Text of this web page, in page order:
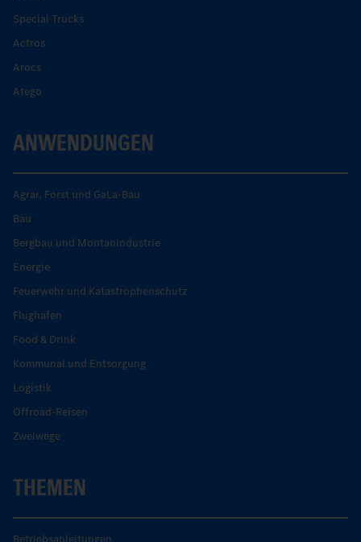
Special Trucks
Actros
Arocs
Atego
ANWENDUNGEN
Agrar, Forst und GaLa-Bau
Bau
Bergbau und Montanindustrie
Energie
Feuerwehr und Katastrophenschutz
Flughafen
Food & Drink
Kommunal und Entsorgung
Logistik
Offroad-Reisen
Zweiwege
THEMEN